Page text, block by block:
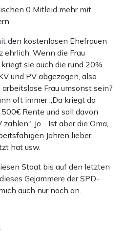
0 Mitleid mehr mit
den kostenlosen Ehefrauen
ehrlich: Wenn die Frau
sie auch die rund 20%
und PV abgezogen, also
Frau umsonst sein?
oft immer „Da kriegt da
500€ Rente und soll davon
Jo… Ist aber die Oma,
Jahren lieber
hat usw.
Staat bis auf den letzten
Gejammere der SPD-
auch nur noch an.